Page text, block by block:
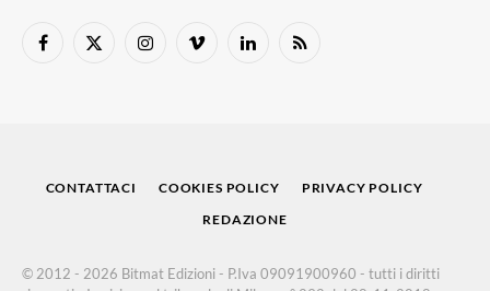
Facebook
X
InstagramVimeo LinkedInRSS
CONTATTACI COOKIES POLICY
PRIVACY POLICY
REDAZIONE
© 2012 - 2026 Bitmat Edizioni - P.Iva 09091900960 - tutti i diritti